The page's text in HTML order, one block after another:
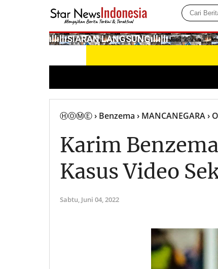
­ıllıllıS͙I͙A͙R͙A͙N͙ L͙A͙N͙G͙S͙U͙N͙G͙ıllıllı
ⒽⓄⓂⒺ› Benzema › MANCANEGARA›
Karim
Kasus Video
Sabtu, Juni 04, 2022